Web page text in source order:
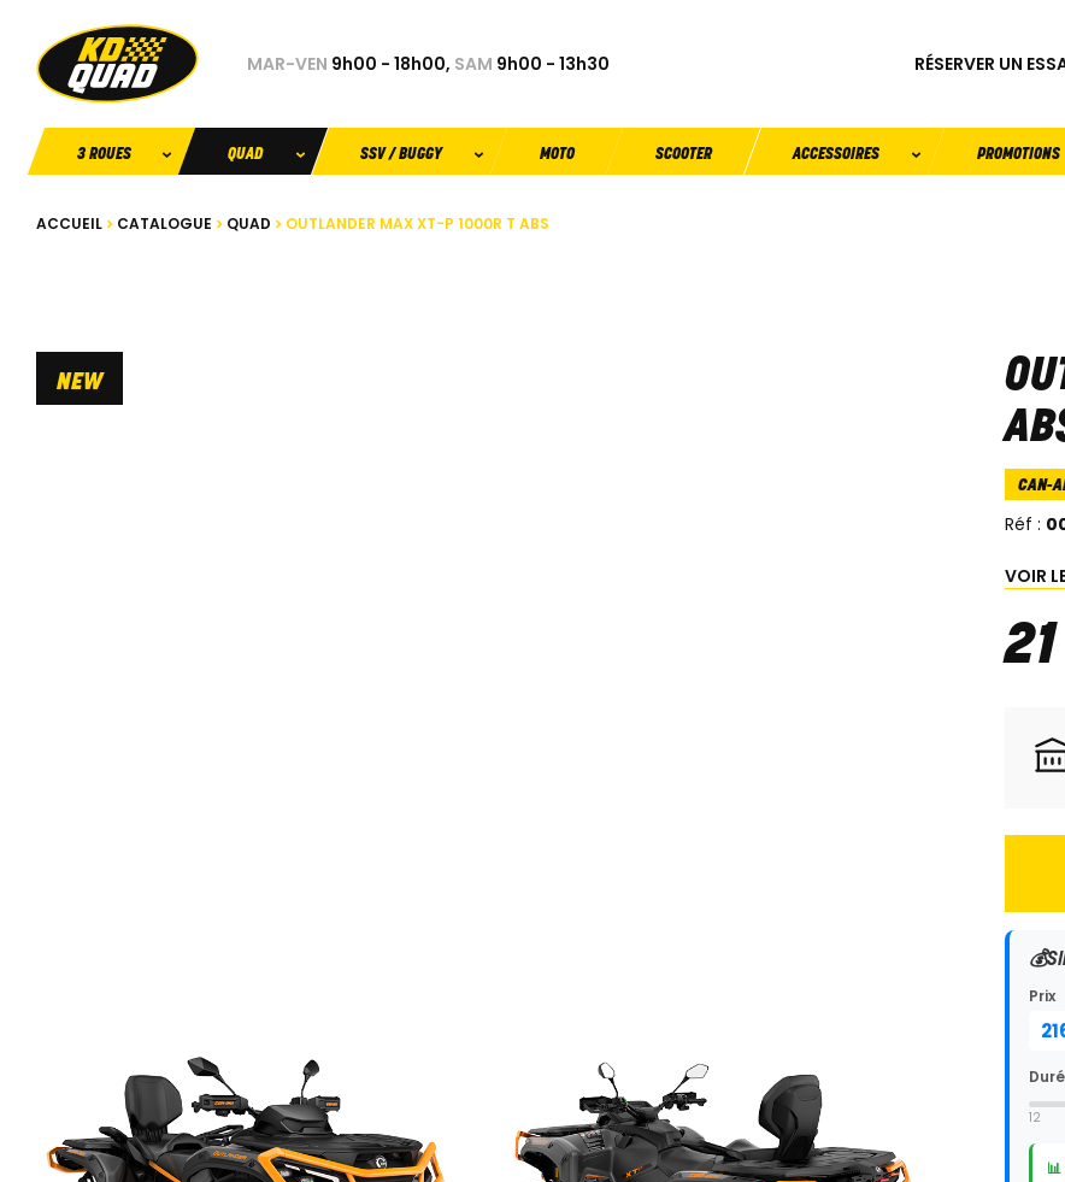
MAR-VEN 9h00 - 18h00, SAM 9h00 - 13h30 RÉSERVER UN
3 ROUES QUAD SSV / BUGGY MOTO SCOOTER ACCESSOIRES PROMOTIONS
ACCUEIL CATALOGUE QUAD OUTLANDER MAX XT-P 1000R T ABS
NEW
CAN-
Réf :
VOIR
💰
Prix
12